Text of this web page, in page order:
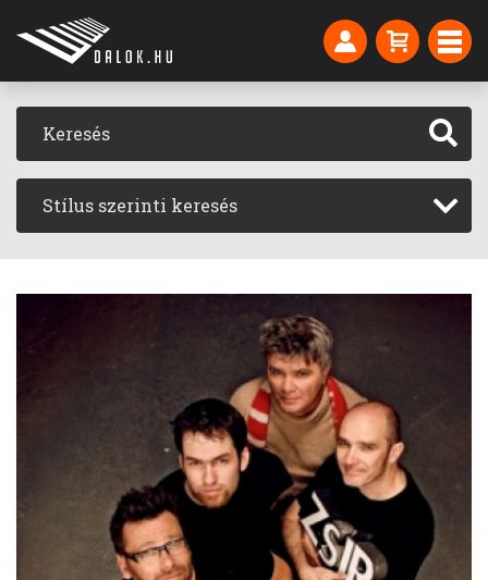
Stílus szerinti keresés